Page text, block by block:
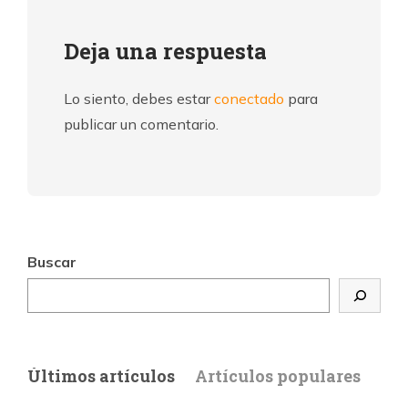
Deja una respuesta
Lo siento, debes estarconectado para
publicar un comentario.
Buscar
Últimos artículos Artículos populares